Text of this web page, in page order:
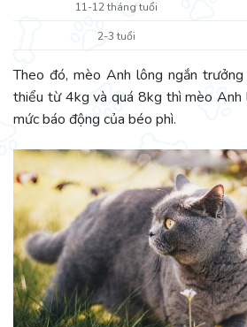
11-12 tháng tuổi
2-3 tuổi
Theo đó, mèo Anh lông ngắn
thiểu từ 4kg và quá 8kg thì mèo Anh
mức báo động của béo phì.